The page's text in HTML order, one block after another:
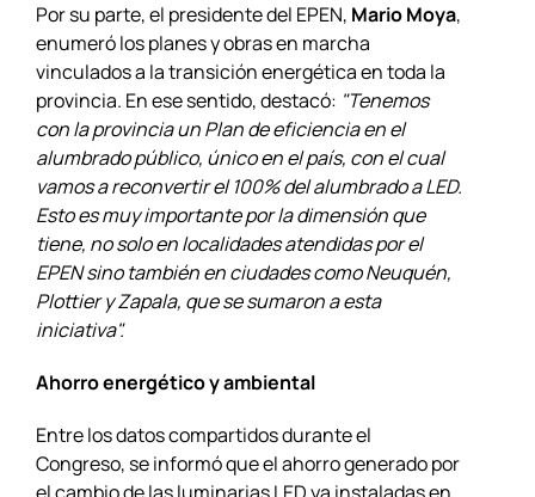
Por su parte, el presidente del EPEN, Mario Moya,
enumeró los planes y obras en marcha
vinculados a la transición energética en toda la
provincia. En ese sentido, destacó: "Tenemos
con la provincia un Plan de eficiencia en el
alumbrado público, único en el país, con el cual
vamos a reconvertir el 100% del alumbrado a LED.
Esto es muy importante por la dimensión que
tiene, no solo en localidades atendidas por el
EPEN sino también en ciudades como Neuquén,
Plottier y Zapala, que se sumaron a esta
iniciativa".
Ahorro energético y ambiental
Entre los datos compartidos durante el
Congreso, se informó que el ahorro generado por